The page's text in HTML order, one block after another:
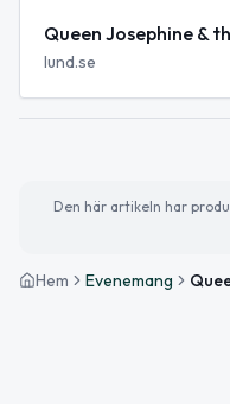
Queen Josephine &
lund.se
Den här artikeln har
Hem Evenemang